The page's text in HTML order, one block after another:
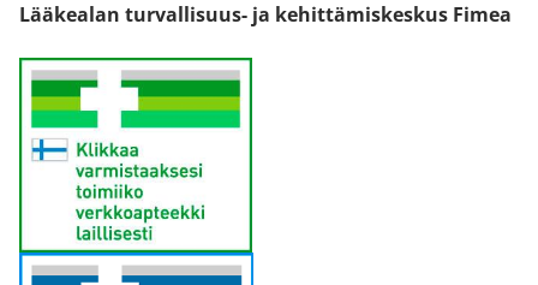
Lääkealan turvallisuus- ja kehittämiskeskus Fimea